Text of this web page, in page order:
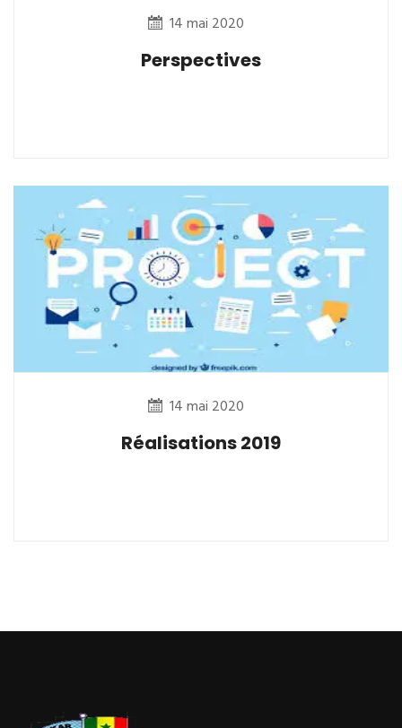
14 mai 2020
Perspectives
14 mai 2020
Réalisations 2019